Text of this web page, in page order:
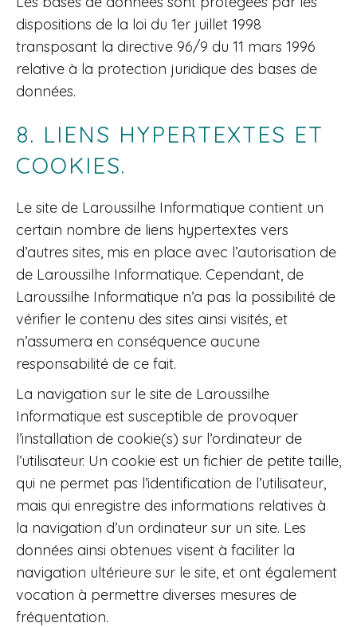
dispositions de la loi du 1er juillet 1998
transposant la directive 96/9 du 11 mars 1996
relative à la protection juridique des bases de
données.
8. LIENS HYPERTEXTES ET
COOKIES.
Le site de Laroussilhe Informatique contient un
certain nombre de liens hypertextes vers
d’autres sites, mis en place avec l’autorisation de
de Laroussilhe Informatique. Cependant, de
Laroussilhe Informatique n’a pas la possibilité de
vérifier le contenu des sites ainsi visités, et
n’assumera en conséquence aucune
responsabilité de ce fait.
La navigation sur le site de Laroussilhe
Informatique est susceptible de provoquer
l’installation de cookie(s) sur l’ordinateur de
l’utilisateur. Un cookie est un fichier de petite taille,
qui ne permet pas l’identification de l’utilisateur,
mais qui enregistre des informations relatives à
la navigation d’un ordinateur sur un site. Les
données ainsi obtenues visent à faciliter la
navigation ultérieure sur le site, et ont également
vocation à permettre diverses mesures de
fréquentation.